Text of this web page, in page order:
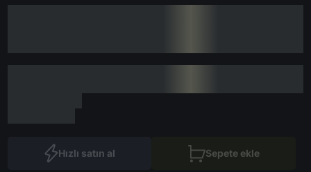
Hızlı satın al Sepete ekle